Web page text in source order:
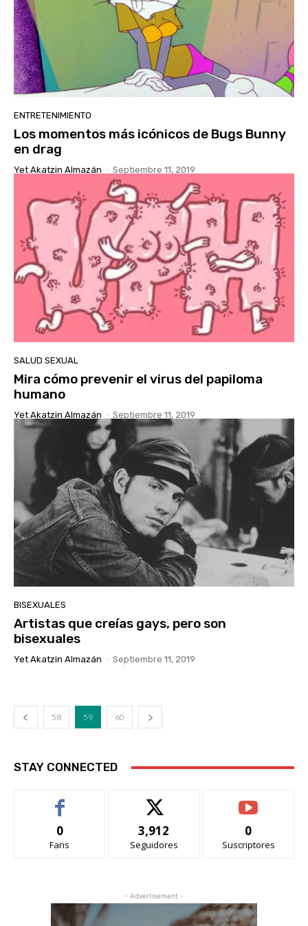
ENTRETENIMIENTO
Los momentos más icónicos de Bugs Bunny
en drag
Yet Akatzin Almazán - Septiembre 11, 2019
SALUD SEXUAL
Mira cómo prevenir el virus del papiloma
humano
Yet Akatzin Almazán - Septiembre 11, 2019
BISEXUALES
Artistas que creías gays, pero son
bisexuales
Yet Akatzin Almazán - Septiembre 11, 2019
58 59 60
STAY CONNECTED
0
Fans
3,912
Seguidores
0
Suscriptores
- Advertisement -